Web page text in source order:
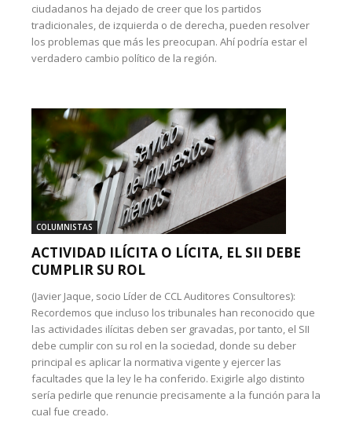
ciudadanos ha dejado de creer que los partidos
tradicionales, de izquierda o de derecha, pueden resolver
los problemas que más les preocupan. Ahí podría estar el
verdadero cambio político de la región.
COLUMNISTAS
ACTIVIDAD ILÍCITA O LÍCITA, EL SII DEBE
CUMPLIR SU ROL
(Javier Jaque, socio Líder de CCL Auditores Consultores):
Recordemos que incluso los tribunales han reconocido que
las actividades ilícitas deben ser gravadas, por tanto, el SII
debe cumplir con su rol en la sociedad, donde su deber
principal es aplicar la normativa vigente y ejercer las
facultades que la ley le ha conferido. Exigirle algo distinto
sería pedirle que renuncie precisamente a la función para la
cual fue creado.